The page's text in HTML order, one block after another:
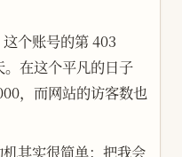
到现在要用年的单位
，世当珍惜。
年也和亲近的人吵了
有之一。
来了，老朋友还在，
补上了：开了一个我
花，把凌乱一点点理
可见。
可视化界面。目前是
家来试用、提意见、
XiLi
个账号的第 403
在这个平凡的日子
，而网站的访客数也
其实很简单：把我会